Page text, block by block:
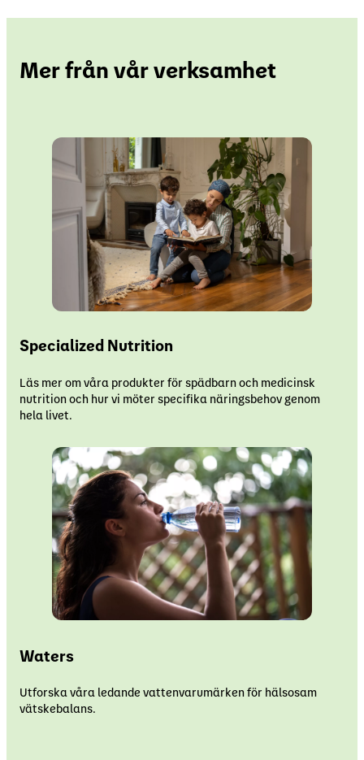
Mer från vår verksamhet
Specialized Nutrition
Läs mer om våra produkter för spädbarn och medicinsk
nutrition och hur vi möter specifika näringsbehov genom
hela livet.
Waters
Utforska våra ledande vattenvarumärken för hälsosam
vätskebalans.